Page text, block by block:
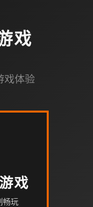
戏
戏体验
戏
畅玩